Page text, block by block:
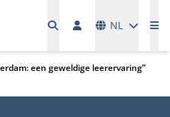
NL
een geweldige leerervaring”